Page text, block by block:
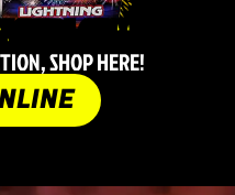
SHOP HERE!